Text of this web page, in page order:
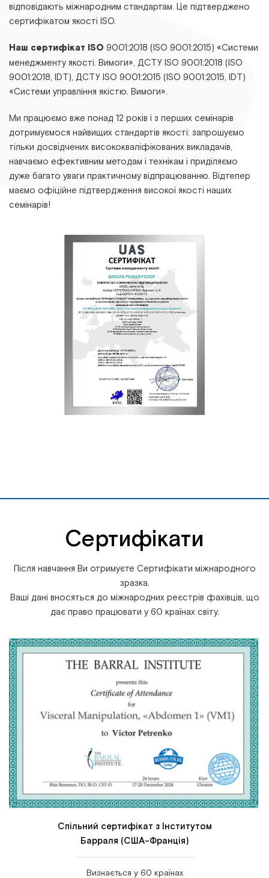
відповідають міжнародним стандартам. Це підтверджено
сертифікатом якості ISO.
Наш сертифікат ISO 9001:2018 (ISO 9001:2015) «Системи
менеджменту якості. Вимоги», ДСТУ ІSО 9001:2018 (ІSО
9001:2018, ІDТ), ДСТУ ІSО 9001:2015 (ІSО 9001:2015, ІDТ)
«Системи управління якістю. Вимоги».
Ми працюємо вже понад 12 років і з перших семінарів
дотримуємося найвищих стандартів якості: запрошуємо
тільки досвідчених висококваліфікованих викладачів,
навчаємо ефективним методам і технікам і приділяємо
дуже багато уваги практичному відпрацюванню. Відтепер
маємо офіційне підтвердження високої якості наших
семінарів!
Сертифікати
Після навчання Ви отримуєте Сертифікати міжнародного
зразка.
Ваші дані вносяться до міжнародних реєстрів фахівців, що
дає право працювати у 60 країнах світу.
Спільний сертифікат з Інститутом
Барраля (США-Франція)
Визнається у 60 країнах